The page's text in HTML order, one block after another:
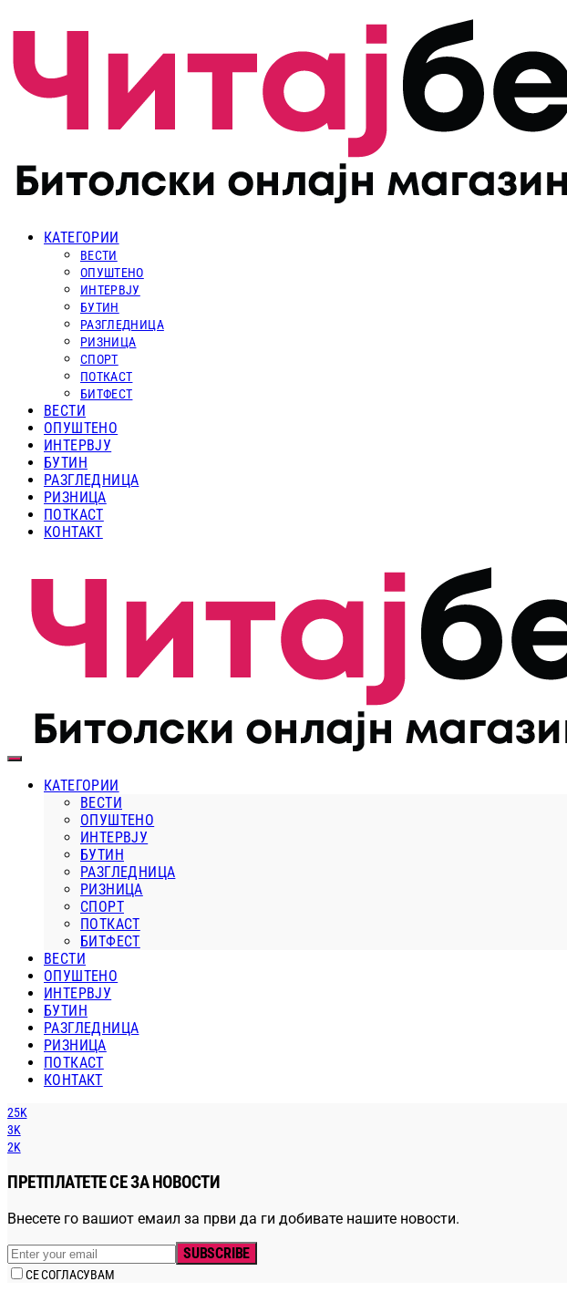
КАТЕГОРИИ
ВЕСТИ
ОПУШТЕНО
ИНТЕРВЈУ
БУТИН
РАЗГЛЕДНИЦА
РИЗНИЦА
СПОРТ
ПОТКАСТ
БИТФЕСТ
ВЕСТИ
ОПУШТЕНО
ИНТЕРВЈУ
БУТИН
РАЗГЛЕДНИЦА
РИЗНИЦА
ПОТКАСТ
КОНТАКТ
КАТЕГОРИИ
ВЕСТИ
ОПУШТЕНО
ИНТЕРВЈУ
БУТИН
РАЗГЛЕДНИЦА
РИЗНИЦА
СПОРТ
ПОТКАСТ
БИТФЕСТ
ВЕСТИ
ОПУШТЕНО
ИНТЕРВЈУ
БУТИН
РАЗГЛЕДНИЦА
РИЗНИЦА
ПОТКАСТ
КОНТАКТ
25K
3K
2K
ПРЕТПЛАТЕТЕ СЕ ЗА НОВОСТИ
Внесете го вашиот емаил за први да ги добивате нашите новости.
SUBSCRIBE
СЕ СОГЛАСУВАМ